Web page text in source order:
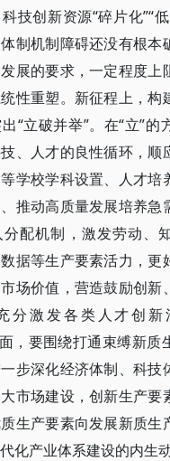
技创新资源“碎片化”“
制机制障碍还没有根本
展的要求，一定程度上
性重塑。新征程上，构
“立破并举”。在“立”的
、人才的良性循环，顺
学校学科设置、人才培
推动高质量发展培养急
配机制，激发劳动、
据等生产要素活力，更
场价值，营造鼓励创新
分激发各类人才创新
，要围绕打通束缚新质
步深化经济体制、科技
市场建设，创新生产要
生产要素向发展新质生
化产业体系建设的内生动